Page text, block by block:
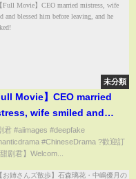
未分類
Movie】CEO married
wife smiled and
him before leaving,
he panicked!
君 #aiimages #deepfake
#ChineseDrama ?歡迎訂
剧君】Welcom...